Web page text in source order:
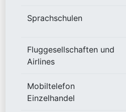
Sprachschulen
Fluggesellschaften und
Airlines
Mobiltelefon
Einzelhandel